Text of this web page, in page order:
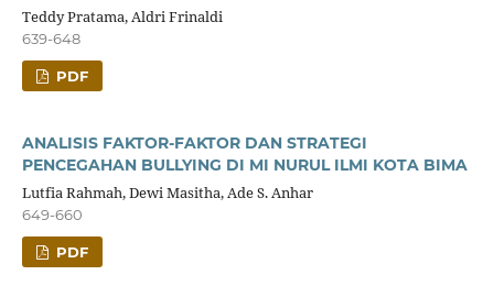
Teddy Pratama, Aldri Frinaldi
639-648
PDF
ANALISIS FAKTOR-FAKTOR DAN STRATEGI
PENCEGAHAN BULLYING DI MI NURUL ILMI KOTA BIMA
Lutfia Rahmah, Dewi Masitha, Ade S. Anhar
649-660
PDF